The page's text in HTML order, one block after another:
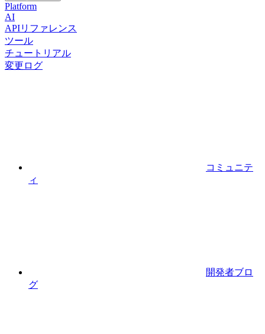
Platform
AI
APIリファレンス
ツール
チュートリアル
変更ログ
コミュニテ
ィ
開発者ブロ
グ